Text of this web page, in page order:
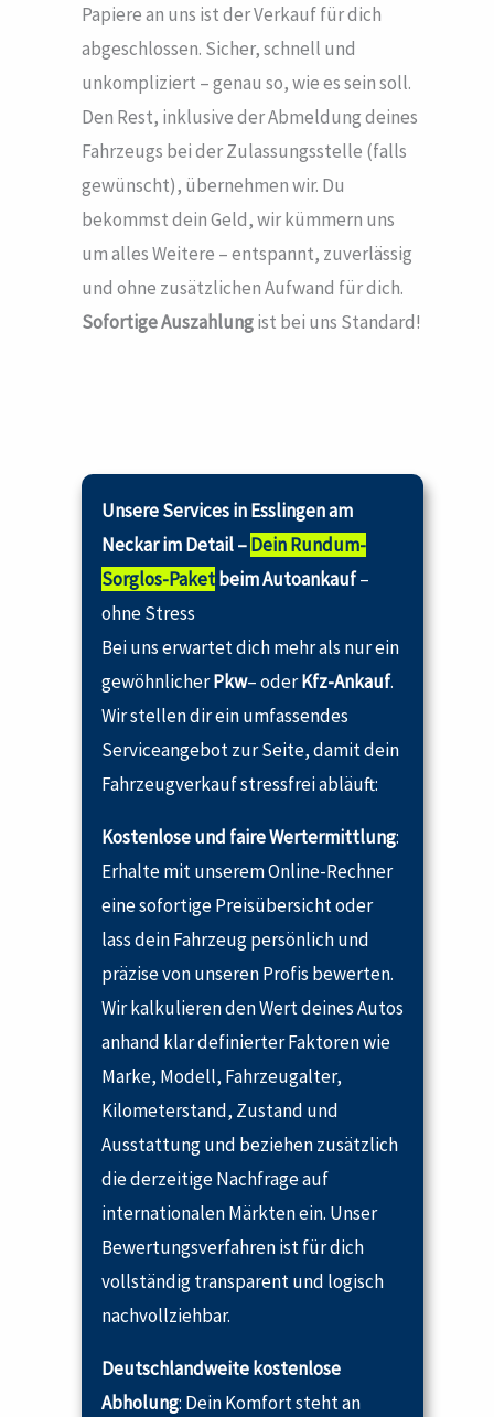
Papiere an uns ist der Verkauf für dich
abgeschlossen. Sicher, schnell und
unkompliziert – genau so, wie es sein soll.
Den Rest, inklusive der Abmeldung deines
Fahrzeugs bei der Zulassungsstelle (falls
gewünscht), übernehmen wir. Du
bekommst dein Geld, wir kümmern uns
um alles Weitere – entspannt, zuverlässig
und ohne zusätzlichen Aufwand für dich.
Sofortige Auszahlungist bei uns Standard!
Unsere Services in Esslingen am
Neckar im Detail –Dein Rundum-
Sorglos-Paketbeim Autoankauf–
ohne Stress
Bei uns erwartet dich mehr als nur ein
gewöhnlicherPkw– oderKfz-Ankauf.
Wir stellen dir ein umfassendes
Serviceangebot zur Seite, damit dein
Fahrzeugverkauf stressfrei abläuft:
Kostenlose und faire Wertermittlung:
Erhalte mit unserem Online-Rechner
eine sofortige Preisübersicht oder
lass dein Fahrzeug persönlich und
präzise von unseren Profis bewerten.
Wir kalkulieren den Wert deines Autos
anhand klar definierter Faktoren wie
Marke, Modell, Fahrzeugalter,
Kilometerstand, Zustand und
Ausstattung und beziehen zusätzlich
die derzeitige Nachfrage auf
internationalen Märkten ein. Unser
Bewertungsverfahren ist für dich
vollständig transparent und logisch
nachvollziehbar.
Deutschlandweite kostenlose
Abholung: Dein Komfort steht an